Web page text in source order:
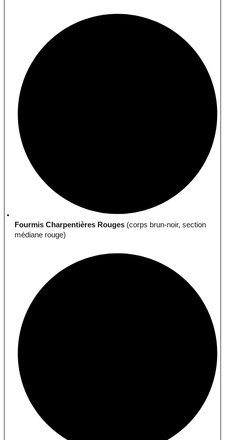
Fourmis Charpentières Rouges (corps brun-noir, section
médiane rouge)